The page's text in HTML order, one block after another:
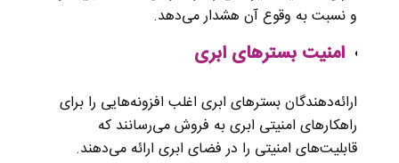
و نسبت به وقوع آن هشدار می‌دهد.
امنیت بسترهای ابری
ارائه‌دهندگان بسترهای ابری اغلب افزونه‌هایی را برای
راهکارهای امنیتی ابری به فروش می‌رسانند که
قابلیت‌های امنیتی را در فضای ابری ارائه می‌دهند.